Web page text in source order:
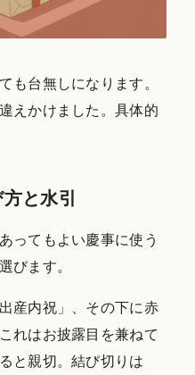
も台無しになります。
えかけました。具体的
と水引
ってもよい慶事に使う
びます。
産内祝」、その下に赤
れはお披露目を兼ねて
と親切。結び切りは